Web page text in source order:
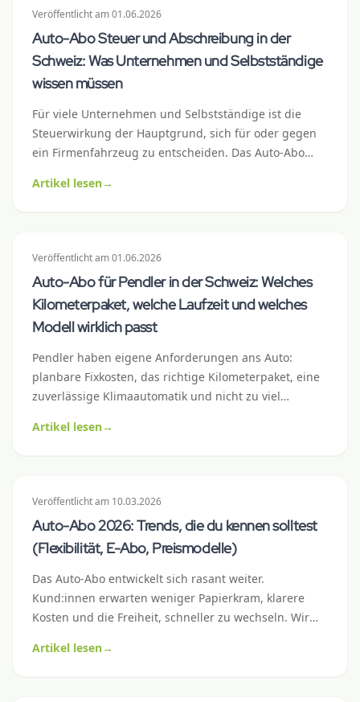
Veröffentlichtam01.06.2026
Auto-Abo Steuer und Abschreibung in der
Schweiz: Was Unternehmen und Selbstständige
wissen müssen
Für viele Unternehmen und Selbstständige ist die
Steuerwirkung der Hauptgrund, sich für oder gegen
ein Firmenfahrzeug zu entscheiden. Das Auto-Abo
meist einfacher, manchmal vorteilhafter. Dieser Artikel
Artikel lesen→
Veröffentlichtam01.06.2026
Auto-Abo für Pendler in der Schweiz: Welches
Kilometerpaket, welche Laufzeit und welches
Modell wirklich passt
Pendler haben eigene Anforderungen ans Auto:
planbare Fixkosten, das richtige Kilometerpaket, eine
zuverlässige Klimaautomatik und nicht zu viel
Dieser Praxisguide zeigt, welche Auto-Abo-
Artikel lesen→
Veröffentlichtam 10.03.2026
Auto-Abo 2026: Trends, die du kennen solltest
(Flexibilität, E-Abo, Preismodelle)
Das Auto-Abo entwickelt sich rasant weiter.
Kund:innen erwarten weniger Papierkram, klarere
Kosten und die Freiheit, schneller zu wechseln. Wir
Abo 2026 in der Schweiz prägen – und was sie für
Artikel lesen→